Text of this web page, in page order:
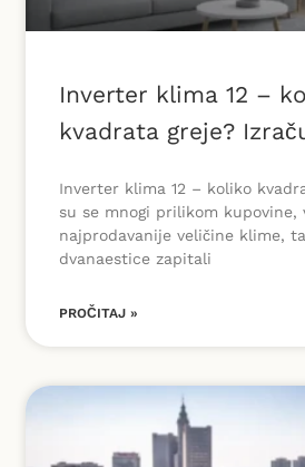
Inverter klima 12 –
kvadrata greje?
Inverter klima 12 – koliko
su se mnogi prilikom kupovine,
najprodavanije veličine klime,
dvanaestice zapitali
PROČITAJ »